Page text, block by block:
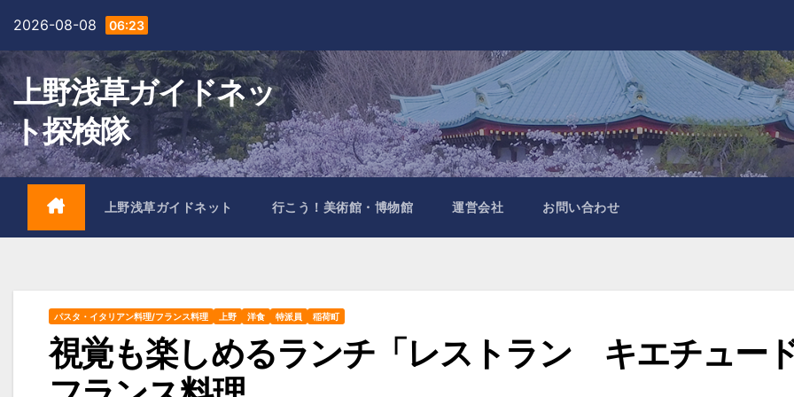
content
2026-08-08 06:23
上野浅草ガイドネッ
ト探検隊
上野浅草ガイドネット 行こう！美術館・博物館 運営会社 お問い合わせ
パスタ・イタリアン料理/フランス料理 上野 洋食 特派員 稲荷町
視覚も楽しめるランチ「レストラン キエチュー